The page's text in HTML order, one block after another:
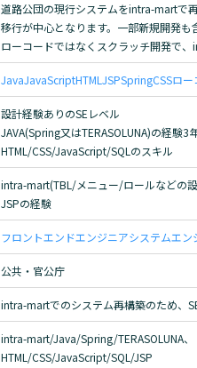
道路公団の現行システムをintra-martで
移行が中心となります。一部新規開発も
ローコードではなくスクラッチ開発で、
JavaJavaScriptHTML JSPSpringCSSロー
設計経験ありのSEレベル
JAVA(Spring又はTERASOLUNA)の経験3
HTML/CSS/JavaScript/SQLのスキル
intra-mart(TBL/メニュー/ロールなどの
JSPの経験
フロントエンドエンジニアシステムエン
公共・官公庁
intra-martでのシステム再構築のため、
intra-mart/Java/Spring/TERASOLUNA、
HTML/CSS/JavaScript/SQL/JSP